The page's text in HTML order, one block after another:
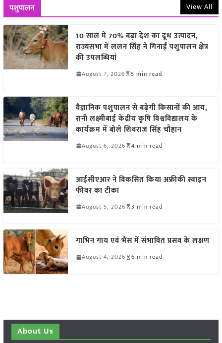
पशुपालन View All
10 साल में 70% बढ़ा देश का दूध उत्पादन,
राज्यसभा में ललन सिंह ने गिनाईं पशुपालन क्षेत्र
की उपलब्धियां
August 7, 2026 5 min read
वैज्ञानिक पशुपालन से बढ़ेगी किसानों की आय,
रानी लक्ष्मीबाई केंद्रीय कृषि विश्वविद्यालय के
कार्यक्रम में बोले शिवराज सिंह चौहान
August 6, 2026 4 min read
आईसीएआर ने विकसित किया अफ्रीकी स्वाइन
फीवर का टीका
August 5, 2026 3 min read
गाभिन गाय एवं भैंस में संभावित प्रसव के लक्षण
August 4, 2026 6 min read
About Us